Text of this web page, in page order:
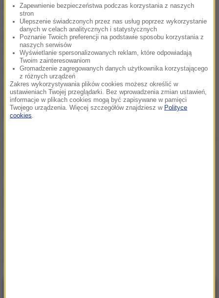
egzemy oraz uczuleń. W programie telewizji SVT
ekspedientka jednego ze sklepów kosmetycznych
przyznała, że dziewczynki poniżej 13. roku życia
stanowią 20-40 proc. klientek.
Źródło: RMF FM/PAP
Tagi:Apteka
NAJWAŻNIEJSZE FAKTY
Zapewnienie bezpieczeństwa podczas korzystania z naszych
stron
Ulepszenie świadczonych przez nas usług poprzez wykorzystanie
danych w celach analitycznych i statystycznych
Poznanie Twoich preferencji na podstawie sposobu korzystania z
naszych serwisów
Wyświetlanie spersonalizowanych reklam, które odpowiadają
Twoim zainteresowaniom
Gromadzenie zagregowanych danych użytkownika korzystającego
z różnych urządzeń
Zakres wykorzystywania plików cookies możesz określić w
ustawieniach Twojej przeglądarki. Bez wprowadzenia zmian ustawień,
informacje w plikach cookies mogą być zapisywane w pamięci
Twojego urządzenia. Więcej szczegółów znajdziesz w Polityce
cookies